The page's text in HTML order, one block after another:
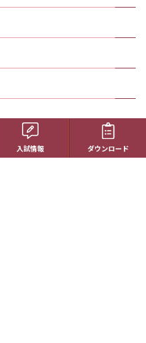
入試情報 ダウンロード